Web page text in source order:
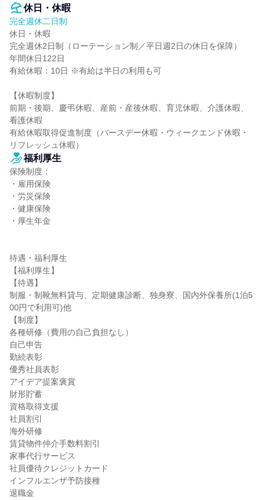
休日・休暇
完全週休二日制
休日・休暇
完全週休2日制（ローテーション制／平日週2日の休日を保障）
年間休日122日
有給休暇：10日 ※有給は半日の利用も可
【休暇制度】
前期・後期、慶弔休暇、産前・産後休暇、育児休暇、介護休暇、
看護休暇
有給休暇取得促進制度（バースデー休暇・ウィークエンド休暇・
リフレッシュ休暇）
福利厚生
保険制度：
・雇用保険
・労災保険
・健康保険
・厚生年金
待遇・福利厚生
【福利厚生】
【待遇】
制服・制靴無料貸与、定期健康診断、独身寮、国内外保養所(1泊5
00円で利用可)他
【制度】
各種研修（費用の自己負担なし）
自己申告
勤続表彰
優秀社員表彰
アイデア提案褒賞
財形貯蓄
資格取得支援
社員割引
海外研修
賃貸物件仲介手数料割引
家事代行サービス
社員優待クレジットカード
インフルエンザ予防接種
退職金